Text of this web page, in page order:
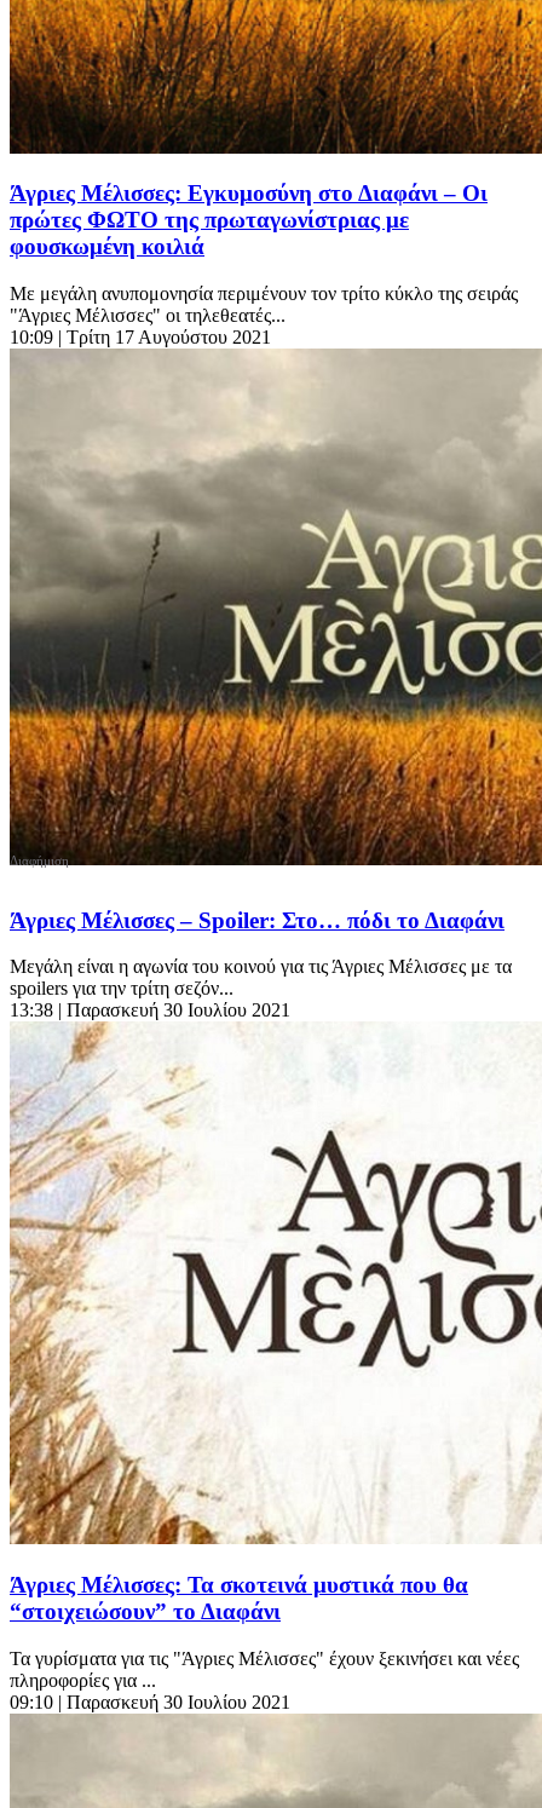
Άγριες Μέλισσες: Εγκυμοσύνη στο Διαφάνι – Οι
πρώτες ΦΩΤΟ της πρωταγωνίστριας με
φουσκωμένη κοιλιά
Με μεγάλη ανυπομονησία περιμένουν τον τρίτο κύκλο της σειράς
"Άγριες Μέλισσες" οι τηλεθεατές...
10:09 | Τρίτη 17 Αυγούστου 2021
Άγριες Μέλισσες – Spoiler: Στο… πόδι το Διαφάνι
Μεγάλη είναι η αγωνία του κοινού για τις Άγριες Μέλισσες με τα
spoilers για την τρίτη σεζόν...
13:38 | Παρασκευή 30 Ιουλίου 2021
Άγριες Μέλισσες: Τα σκοτεινά μυστικά που θα
“στοιχειώσουν” το Διαφάνι
Τα γυρίσματα για τις "Άγριες Μέλισσες" έχουν ξεκινήσει και νέες
πληροφορίες για ...
09:10 | Παρασκευή 30 Ιουλίου 2021